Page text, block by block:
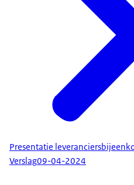
Presentatie
Verslag09-04-2024